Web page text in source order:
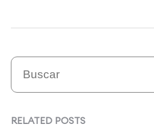
RELATED POSTS